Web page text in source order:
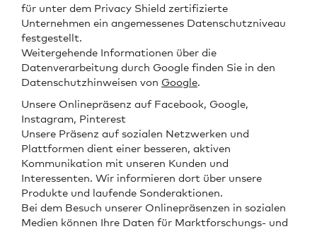
für unter dem Privacy Shield zertifizierte
Unternehmen ein angemessenes Datenschutzniveau
festgestellt.
Weitergehende Informationen über die
Datenverarbeitung durch Google finden Sie in den
Datenschutzhinweisen von Google.
Unsere Onlinepräsenz auf Facebook, Google,
Instagram, Pinterest
Unsere Präsenz auf sozialen Netzwerken und
Plattformen dient einer besseren, aktiven
Kommunikation mit unseren Kunden und
Interessenten. Wir informieren dort über unsere
Produkte und laufende Sonderaktionen.
Bei dem Besuch unserer Onlinepräsenzen in sozialen
Medien können Ihre Daten für Marktforschungs- und